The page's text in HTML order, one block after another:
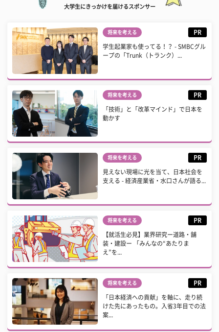
大学生にきっかけを届けるスポンサー
将来を考える PR
学生起業家も使ってる！？ - SMBCグル
ープの「Trunk（トランク）...
将来を考える PR
「技術」と「改革マインド」で日本を
動かす
将来を考える PR
見えない現場に光を当て、日本社会を
支える - 経済産業省・水口さんが語る...
将来を考える PR
【就活生必見】業界研究ー道路・舗
装・建設ー 「みんなの“あたりま
え”を...
将来を考える PR
「日本経済への貢献」を軸に、走り続
けた先にあったもの。入省3年目での法
案...